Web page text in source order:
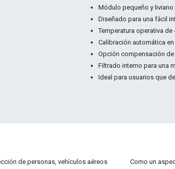
Módulo pequeño y liviano
Diseñado para una fácil
Temperatura operativa de
Calibración automática
Opción compensación de
Filtrado interno para una
Ideal para usuarios que
de personas, vehículos aéreos
Como un